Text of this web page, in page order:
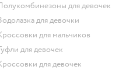
Полукомбинезоны для девочек
Водолазка для девочки
Кроссовки для мальчиков
Туфли для девочек
Кроссовки для девочек